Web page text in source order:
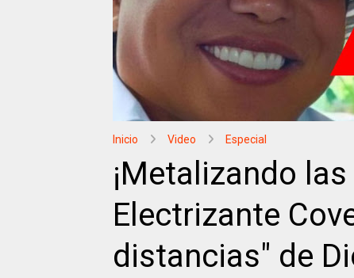
Inicio Video Especial
¡Metalizando
Electrizante
distancias" de